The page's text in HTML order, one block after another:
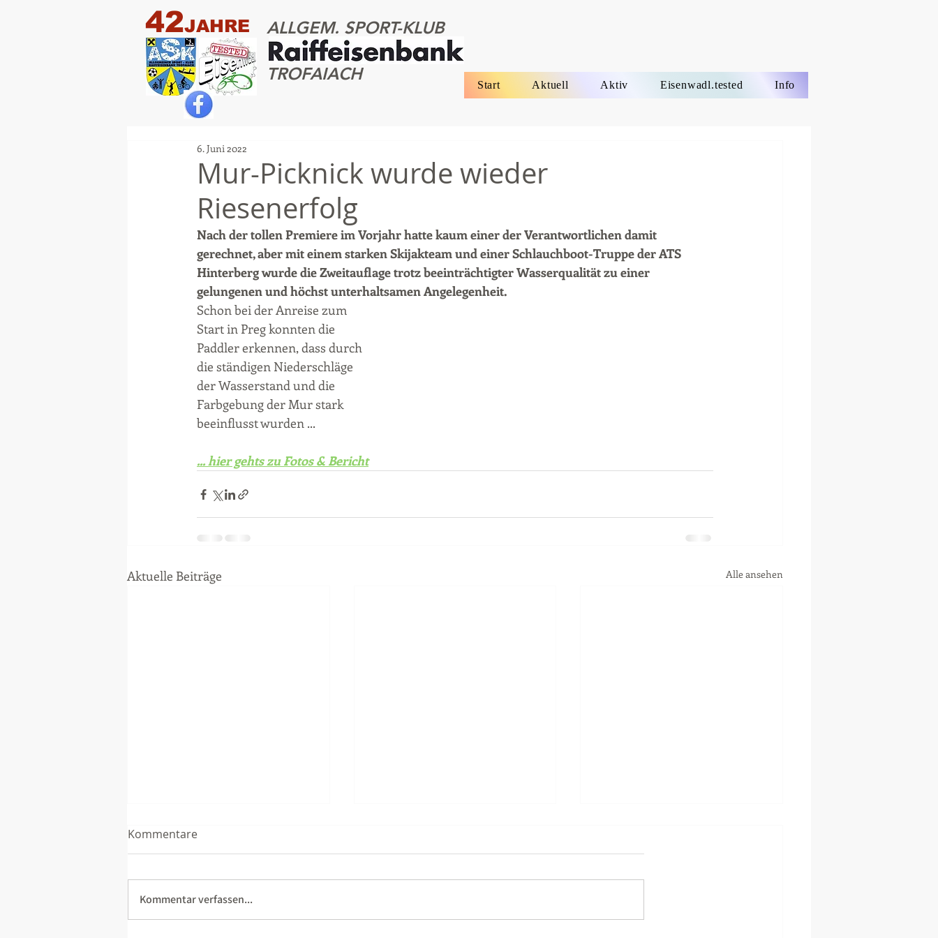
42JAHRE ALLGEM. SPORT-KLUB
TROFAIACH
Start Aktuell Aktiv Eisenwadl.tested Info
Mur-Picknick wurde wieder
Riesenerfolg
6. Juni 2022
Nach der tollen Premiere im Vorjahr hatte kaum einer der Verantwortlichen damit
gerechnet, aber mit einem starken Skijakteam und einer Schlauchboot-Truppe der ATS
Hinterberg wurde die Zweitauflage trotz beeinträchtigter Wasserqualität zu einer
gelungenen und höchst unterhaltsamen Angelegenheit.
Schon bei der Anreise zum
Start in Preg konnten die
Paddler erkennen, dass durch
die ständigen Niederschläge
der Wasserstand und die
Farbgebung der Mur stark
beeinflusst wurden ...
... hier gehts zu Fotos & Bericht
Aktuelle Beiträge Alle ansehen
Kommentare
Kommentar verfassen...